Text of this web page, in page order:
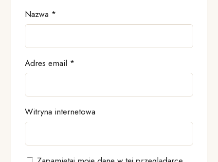
Nazwa *
Adres email *
Witryna internetowa